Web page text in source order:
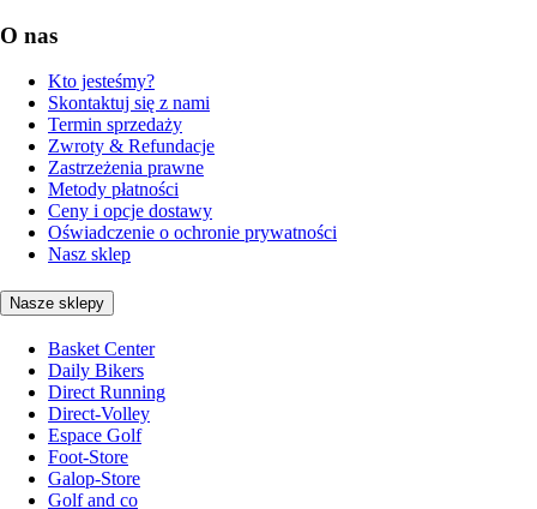
O nas
Kto jesteśmy?
Skontaktuj się z nami
Termin sprzedaży
Zwroty & Refundacje
Zastrzeżenia prawne
Metody płatności
Ceny i opcje dostawy
Oświadczenie o ochronie prywatności
Nasz sklep
Nasze sklepy
Basket Center
Daily Bikers
Direct Running
Direct-Volley
Espace Golf
Foot-Store
Galop-Store
Golf and co